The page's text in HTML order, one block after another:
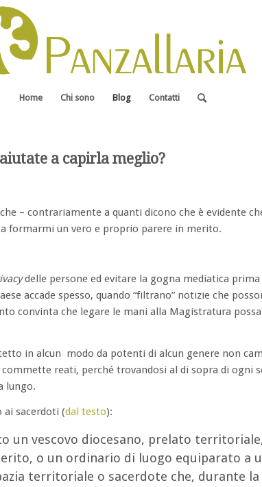
Home Chi sono Blog Contatti
a capirla meglio?
– contrariamente a quanti dicono che è evidente
formarmi un vero e proprio parere in merito.
delle persone ed evitare la gogna mediatica prima
accade spesso, quando “filtrano” notizie che
convinta che legare le mani alla Magistratura possa
in alcun modo da potenti di alcun genere non
reati, perché trovandosi al di sopra di ogni
lungo.
ai sacerdoti (dal testo):
un vescovo diocesano, prelato
o un ordinario di luogo equiparato a
territoriale o sacerdote che, durante la